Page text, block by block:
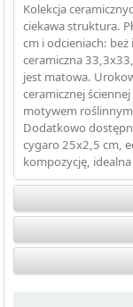
Kolekcja
ciekawa struktura.
cm i odcieniach:
ceramiczna
jest matowa.
ceramicznej
motywem
Dodatkowo
cygaro 25x2,5 cm,
kompozycję, idealna